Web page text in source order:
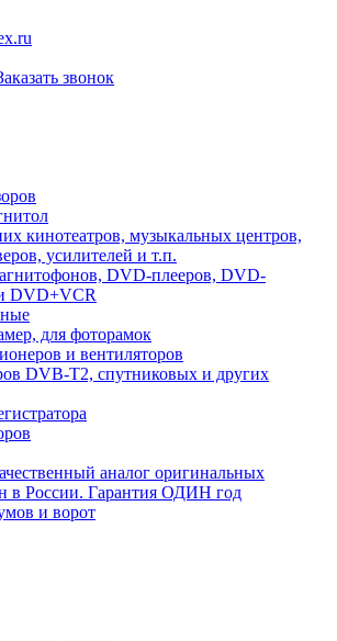
звонок
кинотеатров, музыкальных центров,
усилителей и т.п.
DVD-плееров, DVD-
DVD+VCR
для фоторамок
и вентиляторов
DVB-T2, спутниковых и других
аналог оригинальных
в России. Гарантия ОДИН год
и ворот